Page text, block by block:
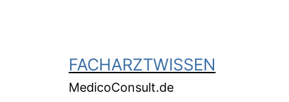
FACHARZTWISSEN
MedicoConsult.de